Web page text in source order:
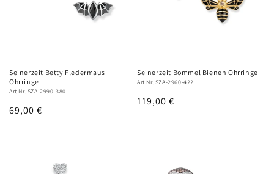
Seinerzeit Betty Fledermaus
Ohrringe
Art.Nr. SZA-2990-380
Normaler
69,00 €
Seinerzeit Bommel Bienen Ohrringe
Art.Nr. SZA-2960-422
Normaler
119,00 €